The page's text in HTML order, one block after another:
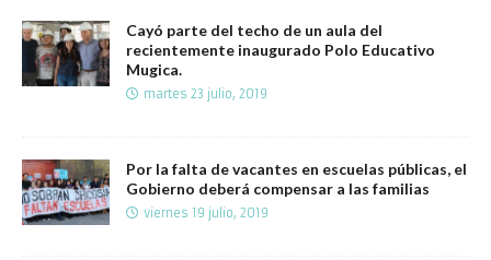
Cayó parte del techo de un aula del
recientemente inaugurado Polo Educativo
Mugica.
martes 23 julio, 2019
Por la falta de vacantes en escuelas públicas, el
Gobierno deberá compensar a las familias
viernes 19 julio, 2019